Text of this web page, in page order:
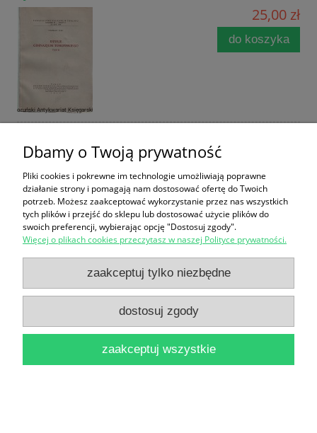
25,00 zł
do koszyka
mieszczanin toruński, erudyta barokowy /
Kazimierz Maliszewski
18,00 zł
Dbamy o Twoją prywatność
Pliki cookies i pokrewne im technologie umożliwiają poprawne
działanie strony i pomagają nam dostosować ofertę do Twoich
potrzeb. Możesz zaakceptować wykorzystanie przez nas wszystkich
tych plików i przejść do sklepu lub dostosować użycie plików do
swoich preferencji, wybierając opcję "Dostosuj zgody".
Więcej o plikach cookies przeczytasz w naszej Polityce prywatności.
zaakceptuj tylko niezbędne
dostosuj zgody
zaakceptuj wszystkie